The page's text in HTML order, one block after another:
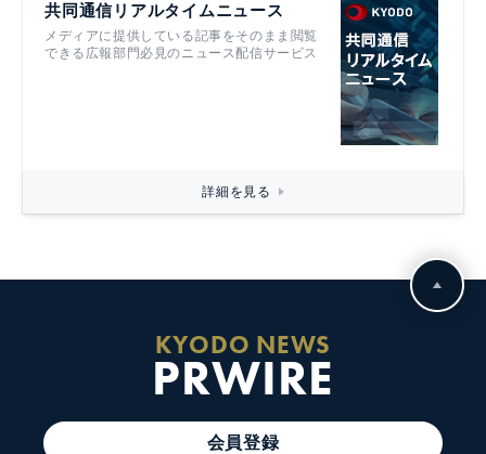
共同通信リアルタイムニュース
メディアに提供している記事をそのまま閲覧
できる広報部門必見のニュース配信サービス
詳細を見る
KYODO NEWS
PRWIRE
会員登録